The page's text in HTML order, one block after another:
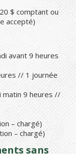
$ comptant ou
accepté)
avant 9 heures
// 1 journée
matin 9 heures //
– chargé)
– chargé)
sans